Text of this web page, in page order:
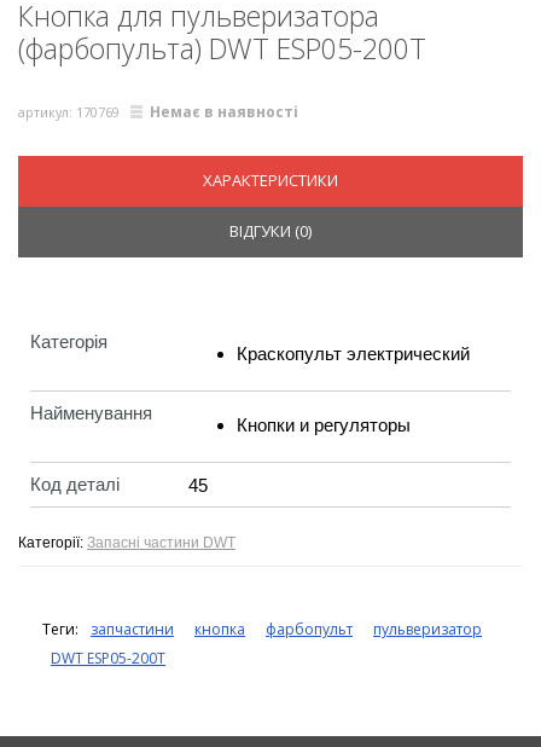
Кнопка для пульверизатора
(фарбопульта) DWT ESP05-200T
артикул: 170769 Немає в наявності
ХАРАКТЕРИСТИКИ
ВІДГУКИ (0)
Категорія
Краскопульт электрический
Найменування
Кнопки и регуляторы
Код деталі 45
Категорії: Запасні частини DWT
Теги: запчастини кнопка фарбопульт
пульверизатор
DWT ESP05-200T